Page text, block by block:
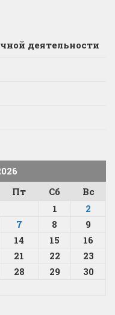
деятельности
Пт Сб
Вс
1
2
7 8
9
14 15
16
21 22
23
28 29
30